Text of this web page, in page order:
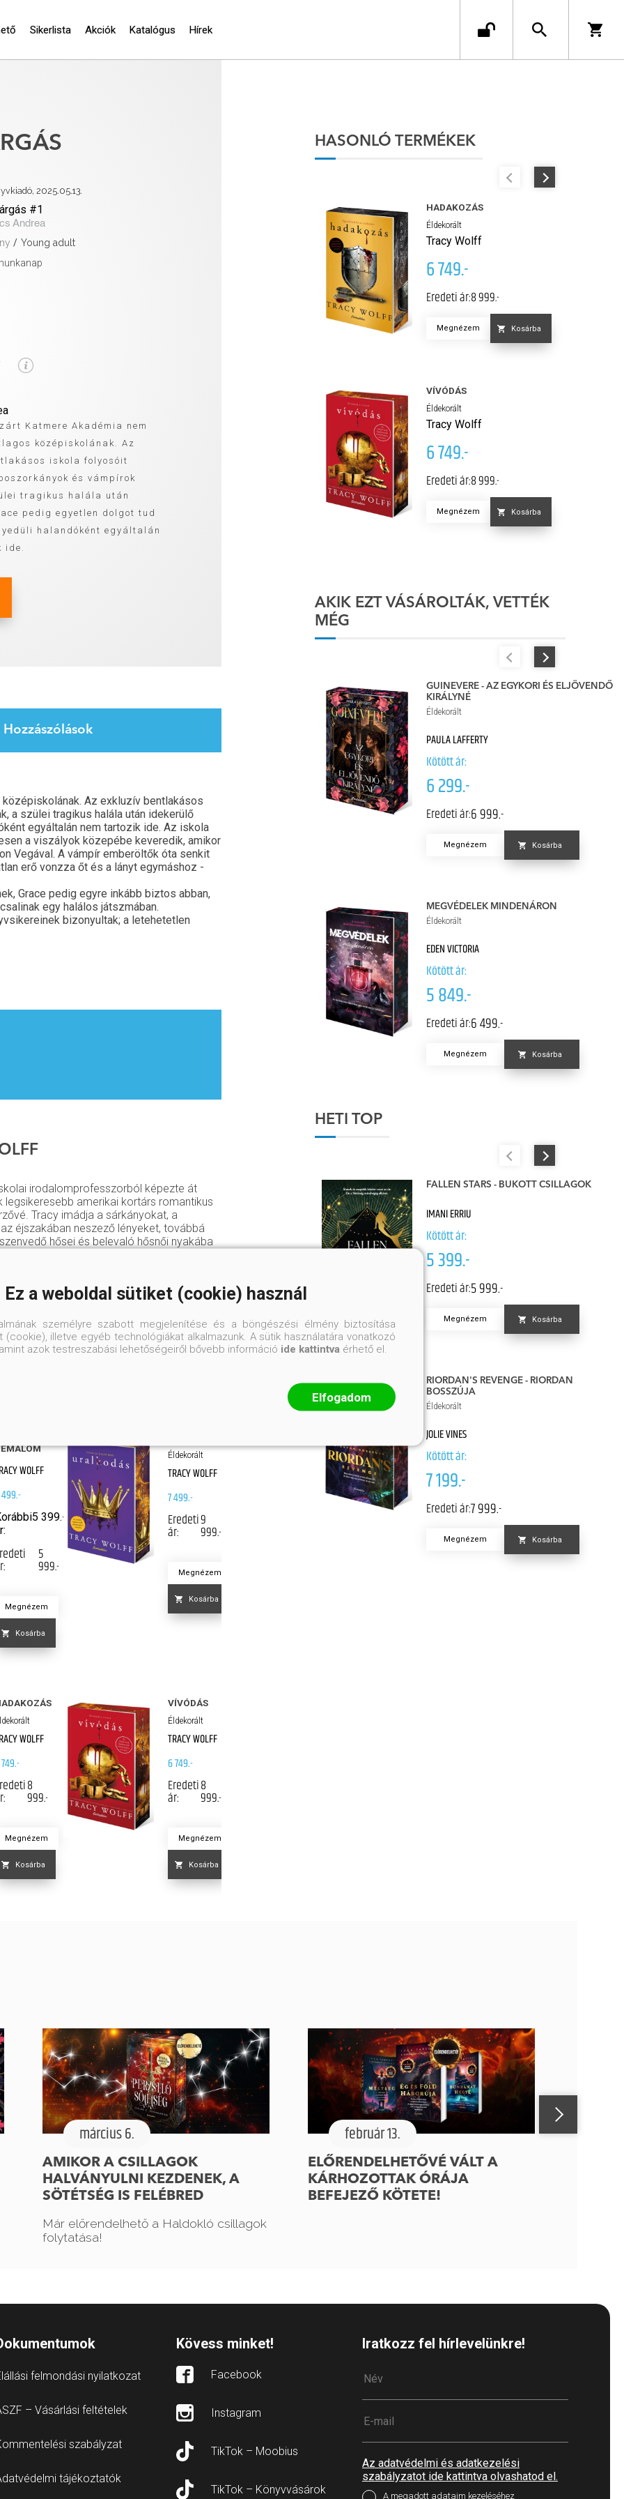
Sikerlista Akciók Katalógus Hírek
2025.05.13.
#1
Andrea
/ Young adult
Katmere Akadémia nem
középiskolának. Az
iskola folyosóit
és vámpírok
tragikus halála után
pedig egyetlen dolgot tud
halandóként egyáltalán
ide.
Hozzászólások
Az exkluzív bentlakásos
a szülei tragikus halála után idekerülő
egyáltalán nem tartozik ide. Az iskola
a viszályok közepébe keveredik, amikor
Vegával. A vámpír emberöltők óta senkit
erő vonzza őt és a lányt egymáshoz -
Grace pedig egyre inkább biztos abban,
egy halálos játszmában.
bizonyultak; a letehetetlen
irodalomprofesszorból képezte át
legsikeresebb amerikai kortárs romantikus
Tracy imádja a sárkányokat, a
éjszakában neszező lényeket, továbbá
hősei és belevaló hősnői nyakába
új sztorikat talál ki legjobb barátnőivel.
WOLFF
5 399.-
5
999.-
Megnézem
Kosárba
Éldekorált
TRACY WOLFF
7 499.-
Eredeti
ár:
9
999.-
Megnézem
Kosárba
WOLFF
8
999.-
Megnézem
Kosárba
VÍVÓDÁS
Éldekorált
TRACY WOLFF
6 749.-
Eredeti
ár:
8
999.-
Megnézem
Kosárba
HASONLÓ TERMÉKEK
HADAKOZÁS
Éldekorált
Tracy Wolff
6 749.-
Eredeti ár:8 999.-
Megnézem Kosárba
VÍVÓDÁS
Éldekorált
Tracy Wolff
6 749.-
Eredeti ár:8 999.-
Megnézem Kosárba
AKIK EZT VÁSÁROLTÁK, VETTÉK
MÉG
GUINEVERE - AZ EGYKORI ÉS ELJÖVENDŐ
KIRÁLYNÉ
Éldekorált
PAULA LAFFERTY
Kötött ár:
6 299.-
Eredeti ár:6 999.-
Megnézem Kosárba
MEGVÉDELEK MINDENÁRON
Éldekorált
EDEN VICTORIA
Kötött ár:
5 849.-
Eredeti ár:6 499.-
Megnézem Kosárba
HETI TOP
FALLEN STARS - BUKOTT CSILLAGOK
IMANI ERRIU
Kötött ár:
5 399.-
Eredeti ár:5 999.-
Megnézem Kosárba
RIORDAN'S REVENGE - RIORDAN
BOSSZÚJA
Éldekorált
JOLIE VINES
Kötött ár:
7 199.-
Eredeti ár:7 999.-
Megnézem Kosárba
március 6.
AMIKOR A CSILLAGOK
HALVÁNYULNI KEZDENEK, A
SÖTÉTSÉG IS FELÉBRED
Már előrendelhető a Haldokló csillagok
folytatása!
február 13.
ELŐRENDELHETŐVÉ VÁLT A
KÁRHOZOTTAK ÓRÁJA
BEFEJEZŐ KÖTETE!
felmondási nyilatkozat
– Vásárlási feltételek
szabályzat
tájékoztatók
Kövess minket!
Facebook
Instagram
TikTok – Moobius
TikTok – Könyvvásárok
Iratkozz fel hírlevelünkre!
Az adatvédelmi és adatkezelési
szabályzatot ide kattintva olvashatod el.
A megadott adataim kezeléséhez
Ez a weboldal sütiket (cookie) használ
személyre szabott megjelenítése és a böngészési élmény biztosítása
(cookie), illetve egyéb technológiákat alkalmazunk. A sütik használatára vonatkozó
azok testreszabási lehetőségeiről bővebb információ ide kattintva érhető el.
Elfogadom